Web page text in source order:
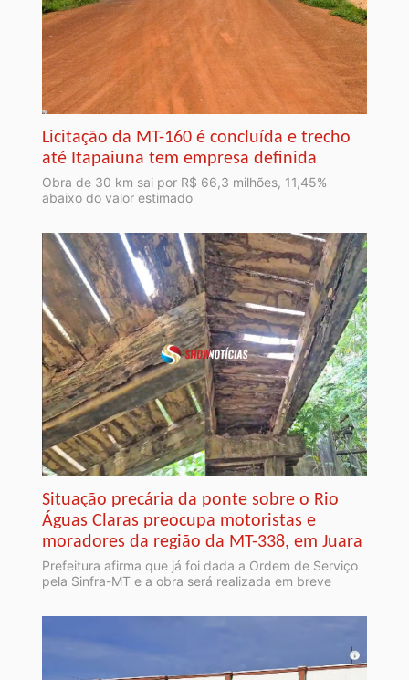
Licitação da MT-160 é concluída e trecho
até Itapaiuna tem empresa definida
Obra de 30 km sai por R$ 66,3 milhões, 11,45%
abaixo do valor estimado
Situação precária da ponte sobre o Rio
Águas Claras preocupa motoristas e
moradores da região da MT-338, em Juara
Prefeitura afirma que já foi dada a Ordem de Serviço
pela Sinfra-MT e a obra será realizada em breve